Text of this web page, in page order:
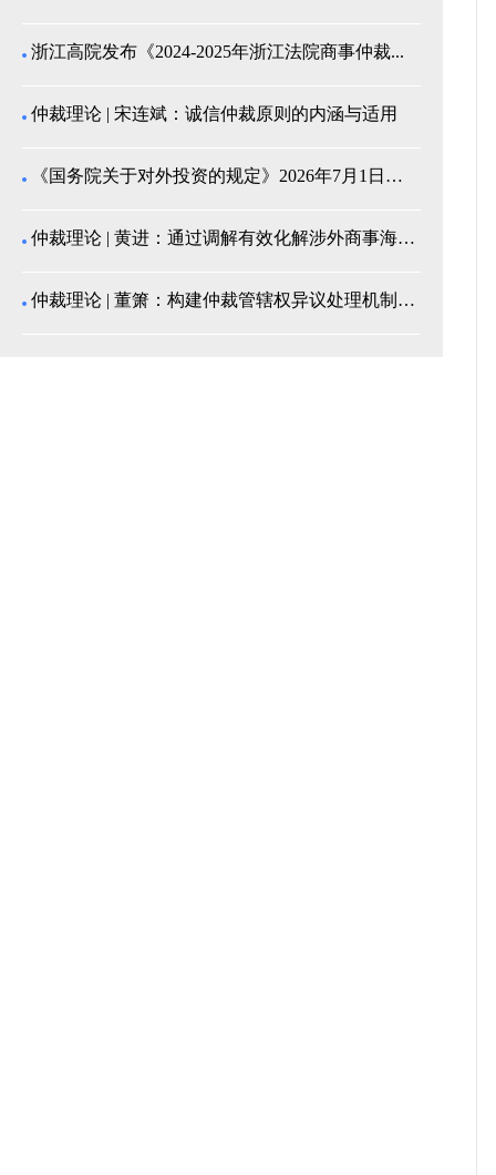
浙江高院发布《2024-2025年浙江法院商事仲裁...
仲裁理论 | 宋连斌：诚信仲裁原则的内涵与适用
《国务院关于对外投资的规定》2026年7月1日起施...
仲裁理论 | 黄进：通过调解有效化解涉外商事海事纠...
仲裁理论 | 董箫：构建仲裁管辖权异议处理机制的中...